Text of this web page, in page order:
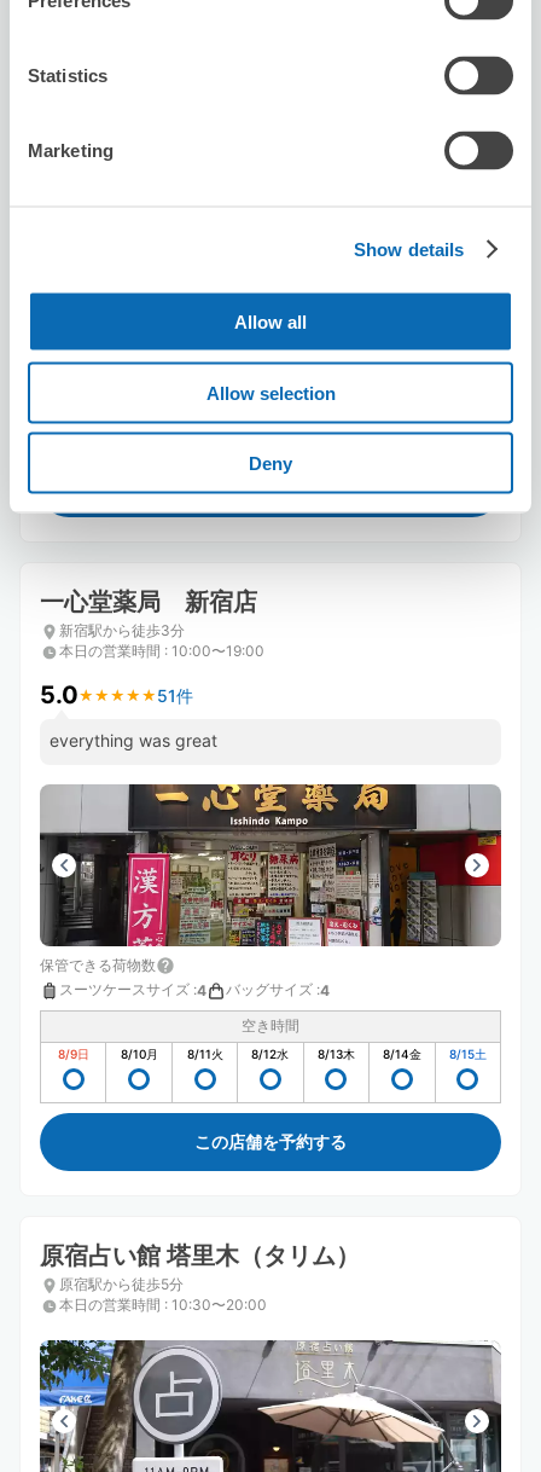
Statistics
Marketing
Show details
Allow all
Allow selection
Deny
5.0
丁寧な対応をしてくださって、荷物も大切に扱ってくださ
います。いつもありがとうございます。また、よろしくお
8/11火 8/12水 8/13
この店舗を予約する
一心堂薬局 新宿店
新宿駅から徒歩3分
本日の営業時間 : 10:00〜19:00
5.0★ ★ ★ ★ ★
★ ★ ★ ★ ★ 51件
everything was great
保管できる荷物数
スーツケースサイズ :4 バッグサイズ :4
空き時間
8/9日 8/10月 8/11火 8/12水 8/13木 8/14金 8/15土
この店舗を予約する
原宿占い館 塔里木（タリム）
原宿駅から徒歩5分
本日の営業時間 : 10:30〜20:00